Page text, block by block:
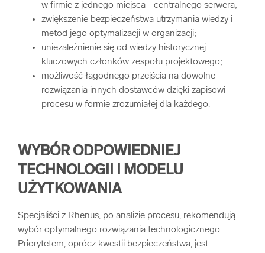
w firmie z jednego miejsca - centralnego serwera;
zwiększenie bezpieczeństwa utrzymania wiedzy i
metod jego optymalizacji w organizacji;
uniezależnienie się od wiedzy historycznej
kluczowych członków zespołu projektowego;
możliwość łagodnego przejścia na dowolne
rozwiązania innych dostawców dzięki zapisowi
procesu w formie zrozumiałej dla każdego.
WYBÓR ODPOWIEDNIEJ
TECHNOLOGII I MODELU
UŻYTKOWANIA
Specjaliści z Rhenus, po analizie procesu, rekomendują
wybór optymalnego rozwiązania technologicznego.
Priorytetem, oprócz kwestii bezpieczeństwa, jest